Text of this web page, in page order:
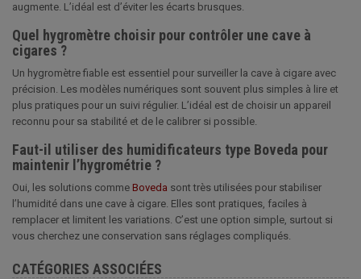
augmente. L’idéal est d’éviter les écarts brusques.
Quel hygromètre choisir pour contrôler une cave à
cigares ?
Un hygromètre fiable est essentiel pour surveiller la cave à cigare avec
précision. Les modèles numériques sont souvent plus simples à lire et
plus pratiques pour un suivi régulier. L’idéal est de choisir un appareil
reconnu pour sa stabilité et de le calibrer si possible.
Faut-il utiliser des humidificateurs type Boveda pour
maintenir l’hygrométrie ?
Oui, les solutions comme Boveda sont très utilisées pour stabiliser
l’humidité dans une cave à cigare. Elles sont pratiques, faciles à
remplacer et limitent les variations. C’est une option simple, surtout si
vous cherchez une conservation sans réglages compliqués.
CATÉGORIES ASSOCIÉES